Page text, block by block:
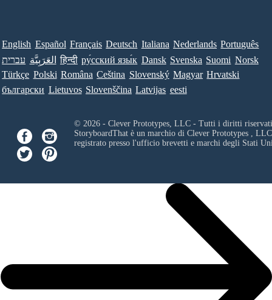
English Español Français Deutsch Italiana Nederlands Português
עברית العَرَبِيَّة हिन्दी ру́сский язы́к Dansk Svenska Suomi Norsk
Türkçe Polski Româna Ceština Slovenský Magyar Hrvatski
български Lietuvos Slovenščina Latvijas eesti
© 2026 - Clever Prototypes, LLC - Tutti i diritti
StoryboardThat è un marchio di Clever Prototypes , LLC
registrato presso l'ufficio brevetti e marchi degli Stati